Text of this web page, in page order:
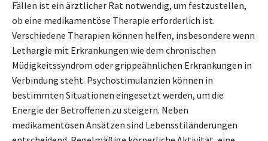
Fällen ist ein ärztlicher Rat notwendig, um festzustellen,
ob eine medikamentöse Therapie erforderlich ist.
Verschiedene Therapien können helfen, insbesondere wenn
Lethargie mit Erkrankungen wie dem chronischen
Müdigkeitssyndrom oder grippeähnlichen Erkrankungen in
Verbindung steht. Psychostimulanzien können in
bestimmten Situationen eingesetzt werden, um die
Energie der Betroffenen zu steigern. Neben
medikamentösen Ansätzen sind Lebensstiländerungen